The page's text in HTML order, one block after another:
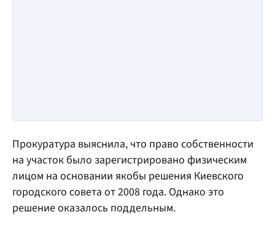
Прокуратура выяснила, что право собственности
на участок было зарегистрировано физическим
лицом на основании якобы решения Киевского
городского совета от 2008 года. Однако это
решение оказалось поддельным.